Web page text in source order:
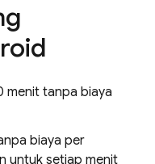
menit tanpa biaya
biaya per
untuk setiap menit